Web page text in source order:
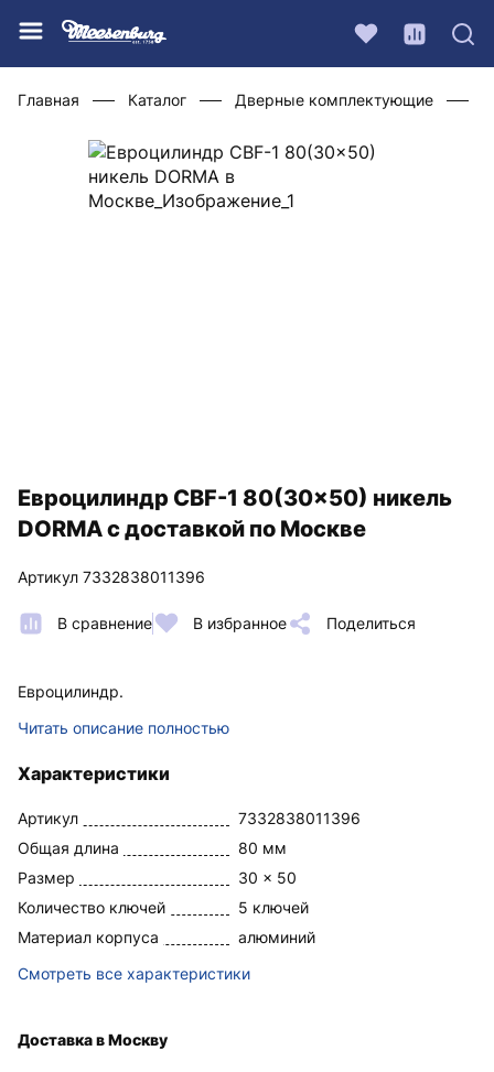
Главная Каталог Дверные комплектующие
Евроцилиндр CBF-1 80(30x50) никель
DORMA с доставкой по Москве
Артикул 7332838011396
В сравнение В избранное Поделиться
Евроцилиндр.
Читать описание полностью
Характеристики
Артикул
7332838011396
Общая длина
80 мм
Размер
30 x 50
Количество ключей
5 ключей
Материал корпуса
алюминий
Смотреть все характеристики
Доставка в Москву